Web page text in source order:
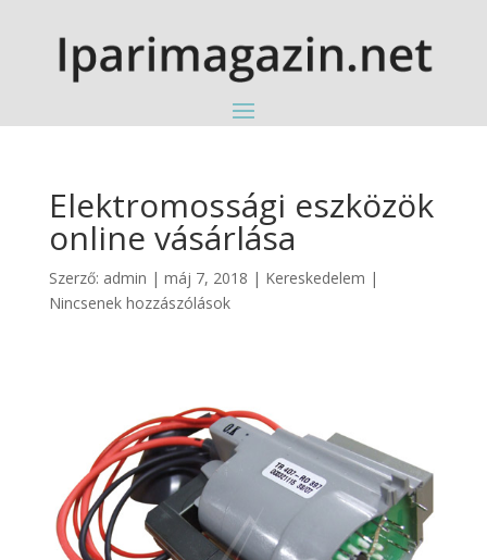
Elektromossági eszközök
online vásárlása
Szerző: admin | máj 7, 2018 | Kereskedelem |
Nincsenek hozzászólások